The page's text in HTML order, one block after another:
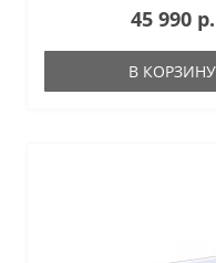
45 990 р.
В КОРЗИНУ